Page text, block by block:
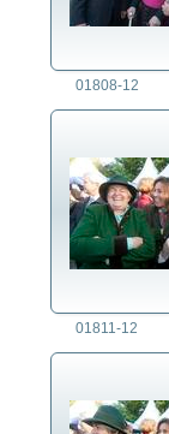
01808-12
01811-12